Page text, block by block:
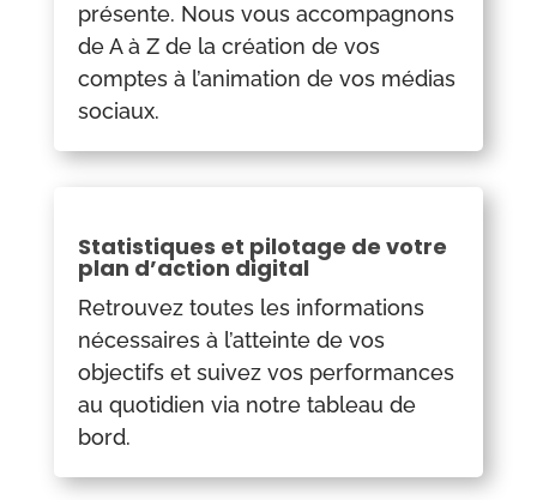
présente. Nous vous accompagnons
de A à Z de la création de vos
comptes à l’animation de vos médias
sociaux.
Statistiques et pilotage de votre
plan d’action digital
Retrouvez toutes les informations
nécessaires à l’atteinte de vos
objectifs et suivez vos performances
au quotidien via notre tableau de
bord.